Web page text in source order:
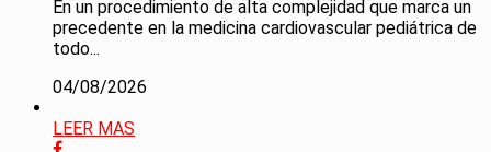
En un procedimiento de alta complejidad que marca un
precedente en la medicina cardiovascular pediátrica de
todo...
04/08/2026
LEER MAS